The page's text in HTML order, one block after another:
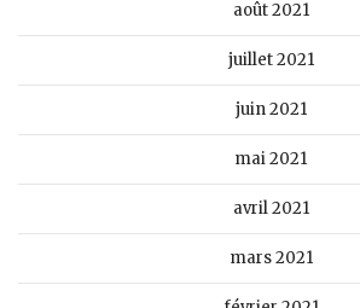
août 2021
juillet 2021
juin 2021
mai 2021
avril 2021
mars 2021